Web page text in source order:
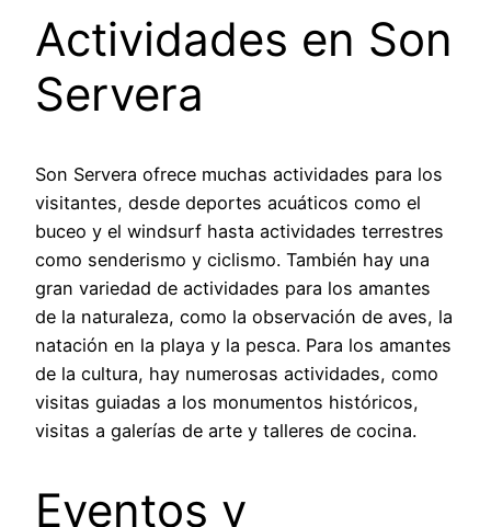
Actividades en Son
Servera
Son Servera ofrece muchas actividades para los
visitantes, desde deportes acuáticos como el
buceo y el windsurf hasta actividades terrestres
como senderismo y ciclismo. También hay una
gran variedad de actividades para los amantes
de la naturaleza, como la observación de aves, la
natación en la playa y la pesca. Para los amantes
de la cultura, hay numerosas actividades, como
visitas guiadas a los monumentos históricos,
visitas a galerías de arte y talleres de cocina.
Eventos y